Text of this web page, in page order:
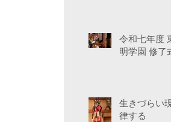
令和七年度
明学園 修了
生きづらい
律する